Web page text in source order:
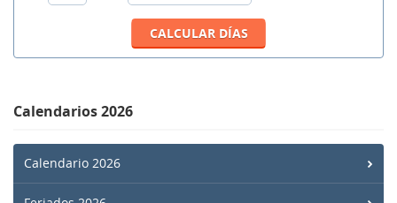
Calendarios 2026
Calendario 2026